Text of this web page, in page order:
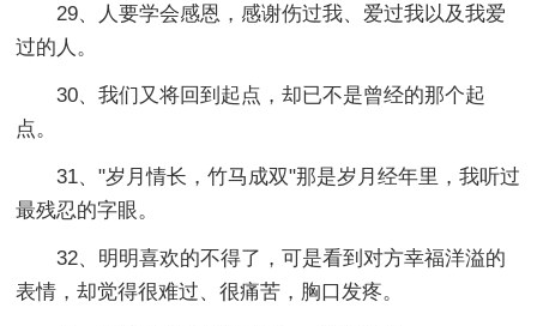
29、人要学会感恩，感谢伤过我、爱过我以及我爱
过的人。
30、我们又将回到起点，却已不是曾经的那个起
点。
31、"岁月情长，竹马成双"那是岁月经年里，我听过
最残忍的字眼。
32、明明喜欢的不得了，可是看到对方幸福洋溢的
表情，却觉得很难过、很痛苦，胸口发疼。